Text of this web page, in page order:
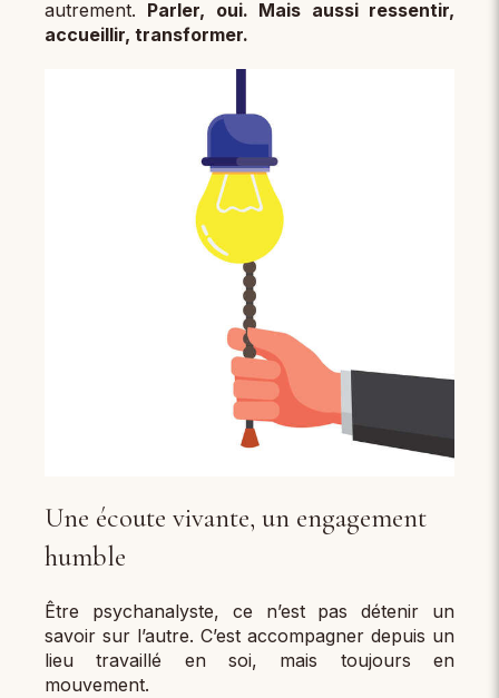
autrement. Parler, oui. Mais aussi ressentir,
accueillir, transformer.
Une écoute vivante, un engagement
humble
Être psychanalyste, ce n’est pas détenir un
savoir sur l’autre. C’est accompagner depuis un
lieu travaillé en soi, mais toujours en
mouvement.